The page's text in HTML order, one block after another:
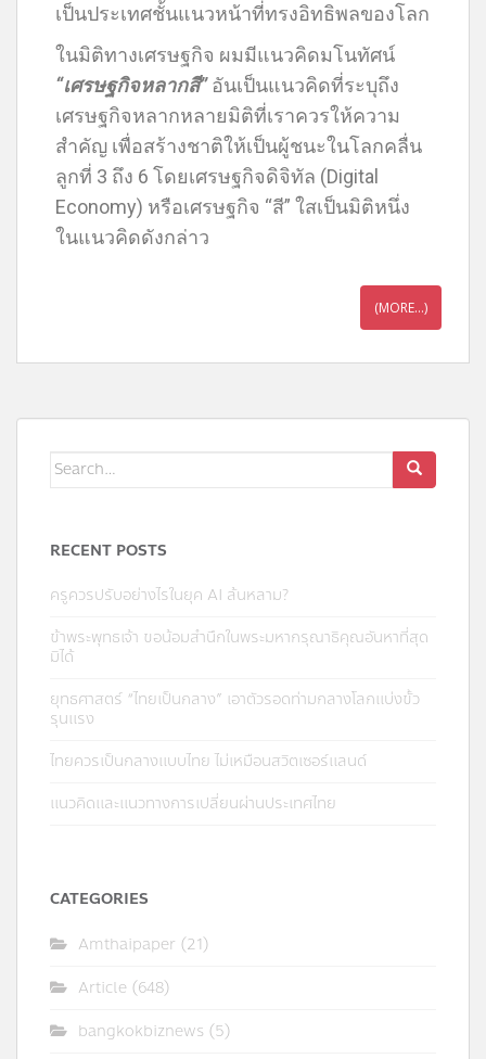
เป็นประเทศชั้นแนวหน้าที่ทรงอิทธิพลของโลก
ในมิติทางเศรษฐกิจ ผมมีแนวคิดมโนทัศน์
“เศรษฐกิจหลากสี”อันเป็นแนวคิดที่ระบุถึง
เศรษฐกิจหลากหลายมิติที่เราควรให้ความ
สำคัญ เพื่อสร้างชาติให้เป็นผู้ชนะในโลกคลื่น
ลูกที่ 3 ถึง 6 โดยเศรษฐกิจดิจิทัล (Digital
Economy) หรือเศรษฐกิจ “สี” ใสเป็นมิติหนึ่ง
ในแนวคิดดังกล่าว
(MORE…)
RECENT POSTS
ครูควรปรับอย่างไรในยุค AI ล้นหลาม?
ข้าพระพุทธเจ้า ขอน้อมสำนึกในพระมหากรุณาธิคุณอันหาที่สุด
มิได้
ยุทธศาสตร์ “ไทยเป็นกลาง” เอาตัวรอดท่ามกลางโลกแบ่งขั้ว
รุนแรง
ไทยควรเป็นกลางแบบไทย ไม่เหมือนสวิตเซอร์แลนด์
แนวคิดและแนวทางการเปลี่ยนผ่านประเทศไทย
CATEGORIES
Amthaipaper (21)
Article (648)
bangkokbiznews (5)